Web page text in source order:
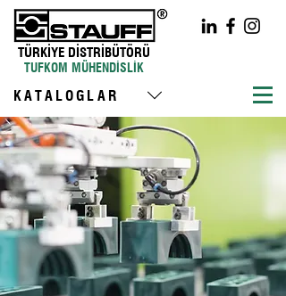
TÜRKİYE DİSTRİBÜTÖRÜ
TUFKOM MÜHENDİSLİK
KATALOGLAR